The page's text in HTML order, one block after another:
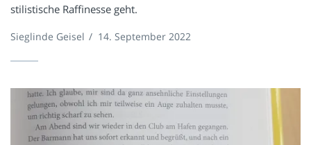
stilistische Raffinesse geht.
Sieglinde Geisel / 14. September 2022